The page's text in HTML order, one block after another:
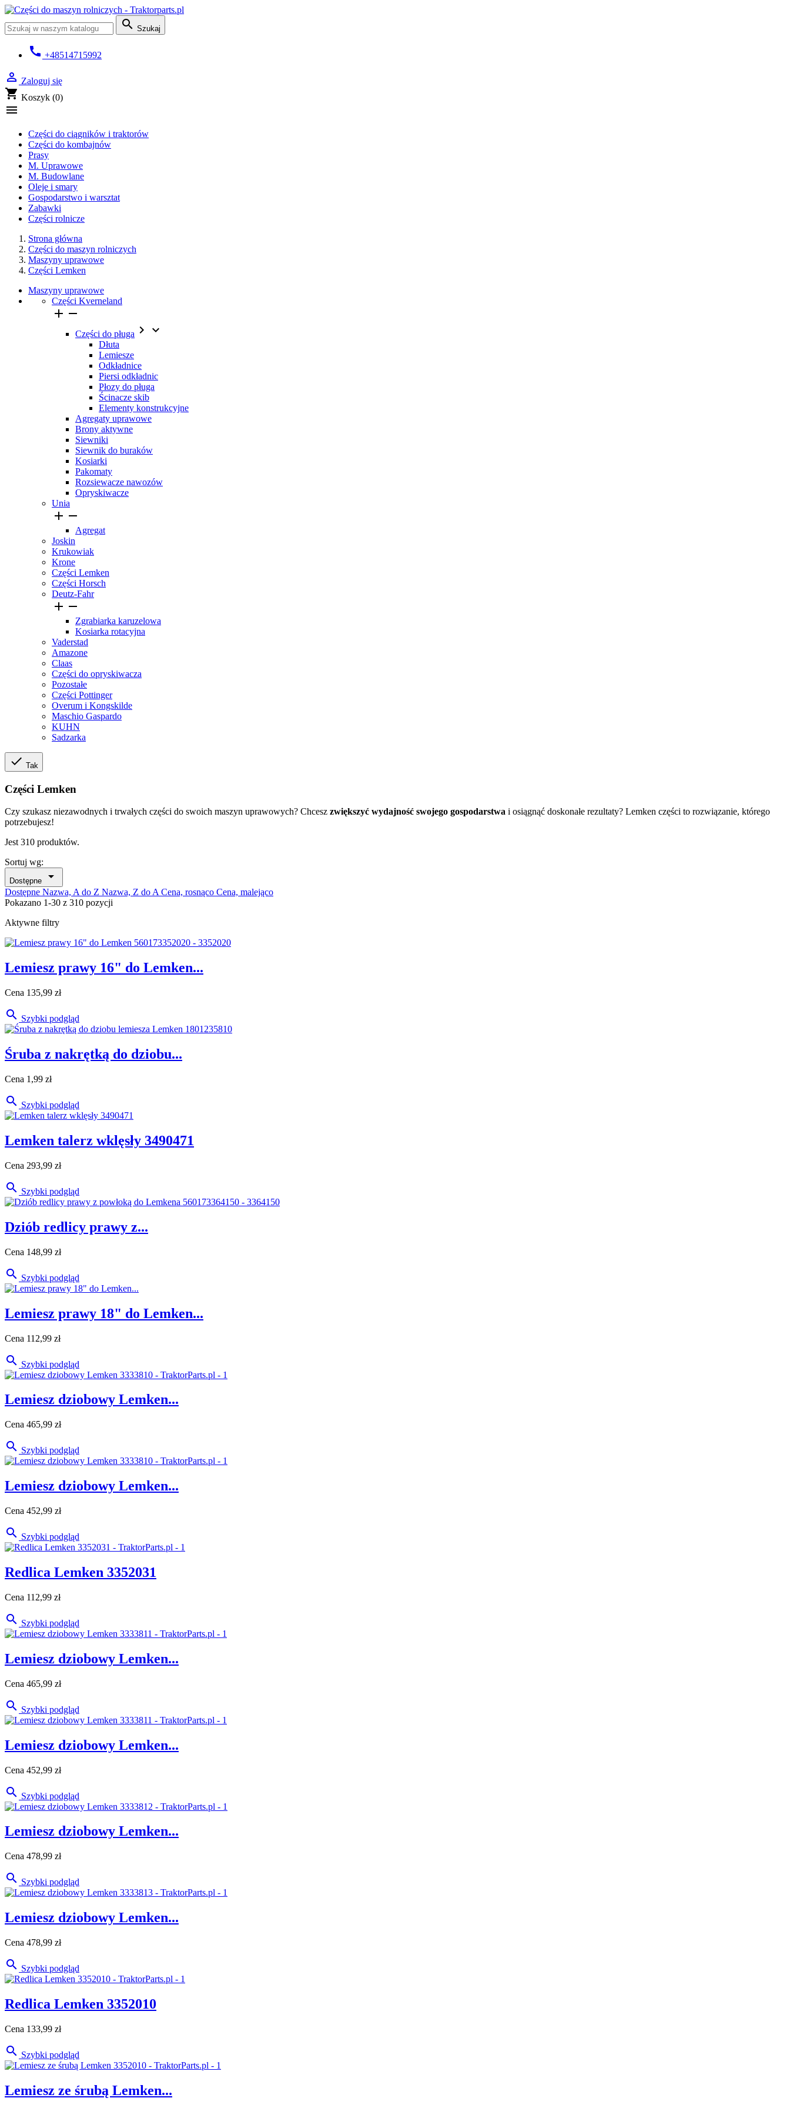
 Szukaj
call +48514715992
 Zaloguj się
shopping_cart Koszyk (0)

Części do ciągników i traktorów
Części do kombajnów
Prasy
M. Uprawowe
M. Budowlane
Oleje i smary
Gospodarstwo i warsztat
Zabawki
Części rolnicze
Strona główna
Części do maszyn rolniczych
Maszyny uprawowe
Części Lemken
Maszyny uprawowe
Części Kverneland
 
Części do pługa  
Dłuta
Lemiesze
Odkładnice
Piersi odkładnic
Płozy do pługa
Ścinacze skib
Elementy konstrukcyjne
Agregaty uprawowe
Brony aktywne
Siewniki
Siewnik do buraków
Kosiarki
Pakomaty
Rozsiewacze nawozów
Opryskiwacze
Unia
 
Agregat
Joskin
Krukowiak
Krone
Części Lemken
Części Horsch
Deutz-Fahr
 
Zgrabiarka karuzelowa
Kosiarka rotacyjna
Vaderstad
Amazone
Claas
Części do opryskiwacza
Pozostałe
Części Pottinger
Overum i Kongskilde
Maschio Gaspardo
KUHN
Sadzarka
 Tak
Części Lemken
Czy szukasz niezawodnych i trwałych części do swoich maszyn uprawowych? Chcesz zwiększyć wydajność swojego gospodarstwa i osiągnąć doskonałe rezultaty? Lemken części to rozwiązanie, którego
potrzebujesz!
Jest 310 produktów.
Sortuj wg:
Dostępne 
Dostępne Nazwa, A do Z Nazwa, Z do ACena, rosnąco Cena, malejąco
Pokazano 1-30 z 310 pozycji
Aktywne filtry
Lemiesz prawy 16" do Lemken...
Cena 135,99 zł
 Szybki podgląd
Śruba z nakrętką do dziobu...
Cena 1,99 zł
 Szybki podgląd
Lemken talerz wklęsły 3490471
Cena 293,99 zł
 Szybki podgląd
Dziób redlicy prawy z...
Cena 148,99 zł
 Szybki podgląd
Lemiesz prawy 18" do Lemken...
Cena 112,99 zł
 Szybki podgląd
Lemiesz dziobowy Lemken...
Cena 465,99 zł
 Szybki podgląd
Lemiesz dziobowy Lemken...
Cena 452,99 zł
 Szybki podgląd
Redlica Lemken 3352031
Cena 112,99 zł
 Szybki podgląd
Lemiesz dziobowy Lemken...
Cena 465,99 zł
 Szybki podgląd
Lemiesz dziobowy Lemken...
Cena 452,99 zł
 Szybki podgląd
Lemiesz dziobowy Lemken...
Cena 478,99 zł
 Szybki podgląd
Lemiesz dziobowy Lemken...
Cena 478,99 zł
 Szybki podgląd
Redlica Lemken 3352010
Cena 133,99 zł
 Szybki podgląd
Lemiesz ze śrubą Lemken...